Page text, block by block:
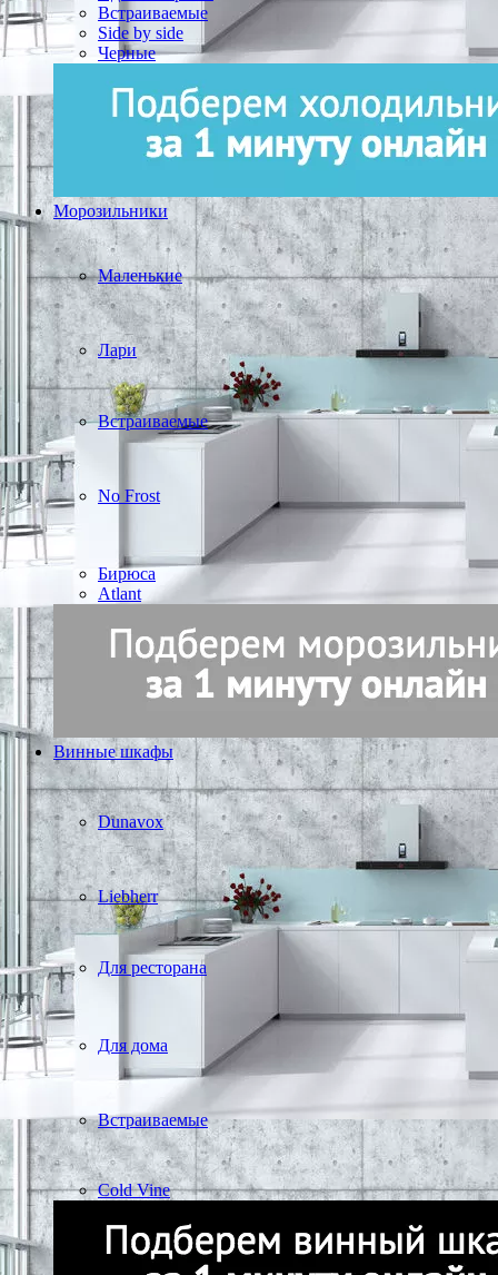
Встраиваемые
Side by side
Черные
Морозильники
Маленькие
Лари
Встраиваемые
No Frost
Бирюса
Atlant
Винные шкафы
Dunavox
Liebherr
Для ресторана
Для дома
Встраиваемые
Cold Vine